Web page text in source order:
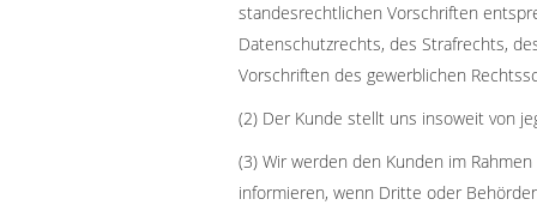
standesrechtlichen Vorschriften
Datenschutzrechts, des Strafrechts,
Vorschriften des gewerblichen
(2) Der Kunde stellt uns insoweit von
(3) Wir werden den Kunden im
informieren, wenn Dritte oder